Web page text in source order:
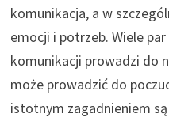
komunikacja, a w
emocji i potrzeb. Wiele
komunikacji prowadzi do
może prowadzić do
istotnym zagadnieniem